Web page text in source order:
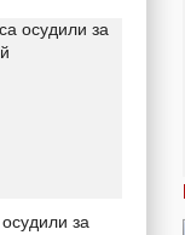
за